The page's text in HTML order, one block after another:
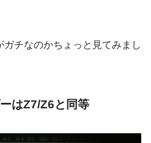
ガチなのかちょっと見てみまし
はZ7/Z6と同等